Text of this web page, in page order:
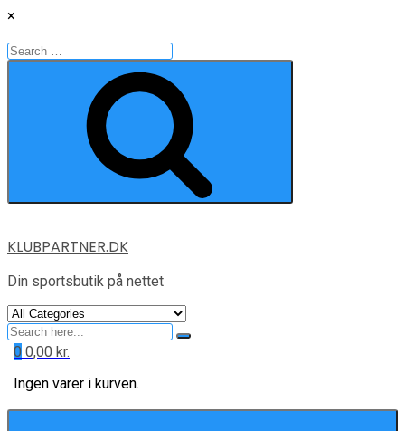
×
Search
for:
Skip
content
KLUBPARTNER.DK
Din sportsbutik på nettet
Search
for
0 0,00 kr.
Ingen varer i kurven.